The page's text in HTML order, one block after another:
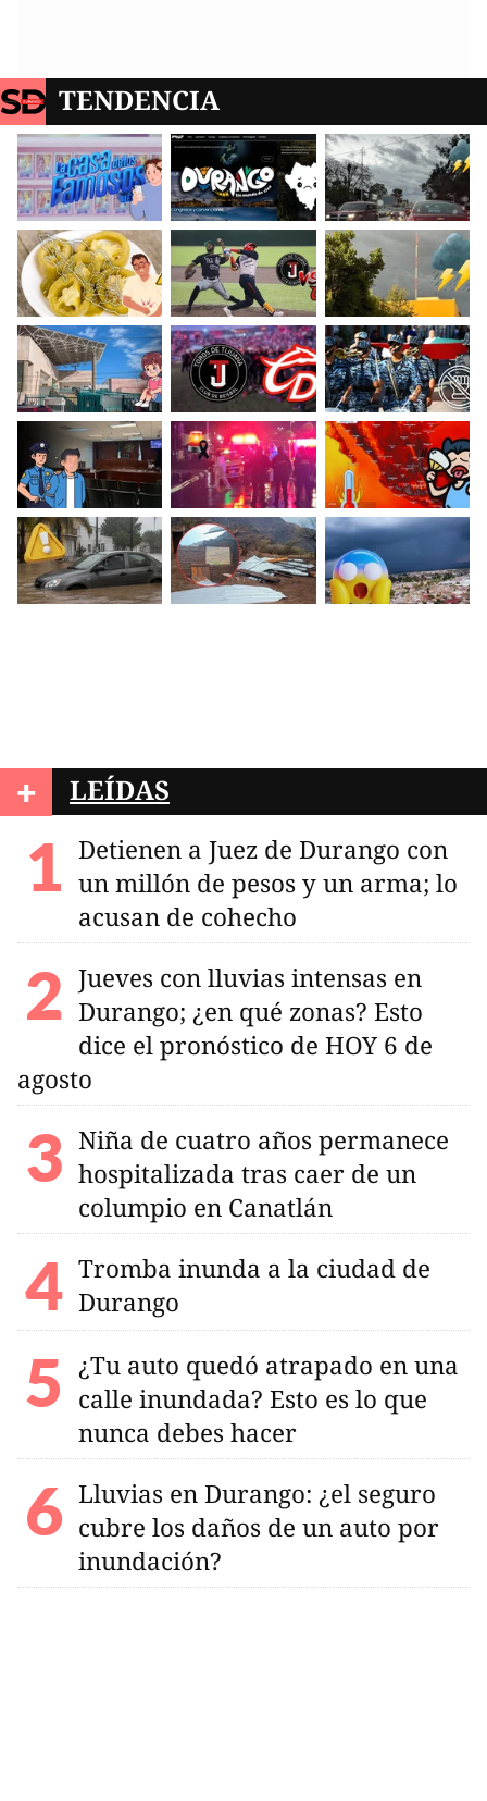
TENDENCIA
+ LEÍDAS
Detienen a Juez de Durango con
un millón de pesos y un arma; lo
acusan de cohecho
Jueves con lluvias intensas en
Durango; ¿en qué zonas? Esto
dice el pronóstico de HOY 6 de
agosto
Niña de cuatro años permanece
hospitalizada tras caer de un
columpio en Canatlán
Tromba inunda a la ciudad de
Durango
¿Tu auto quedó atrapado en una
calle inundada? Esto es lo que
nunca debes hacer
Lluvias en Durango: ¿el seguro
cubre los daños de un auto por
inundación?